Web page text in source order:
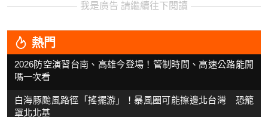
我是廣告 請繼續往下閱讀
熱門
2026防空演習台南、高雄今登場！管制時間、高速公路能開
嗎一次看
白海豚颱風路徑「搖擺游」！暴風圈可能擦邊北台灣 恐籠
罩北北基